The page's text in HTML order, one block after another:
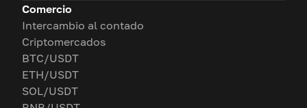
Comercio
Intercambio al contado
Criptomercados
BTC/USDT
ETH/USDT
SOL/USDT